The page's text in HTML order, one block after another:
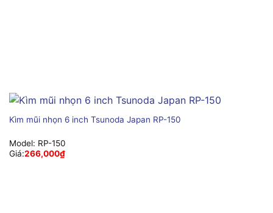
Kìm mũi nhọn 6 inch Tsunoda Japan RP-150
Model: RP-150
Giá:266,000₫